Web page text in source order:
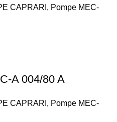
CAPRARI , Pompe MEC-
A 004/80 A
CAPRARI , Pompe MEC-